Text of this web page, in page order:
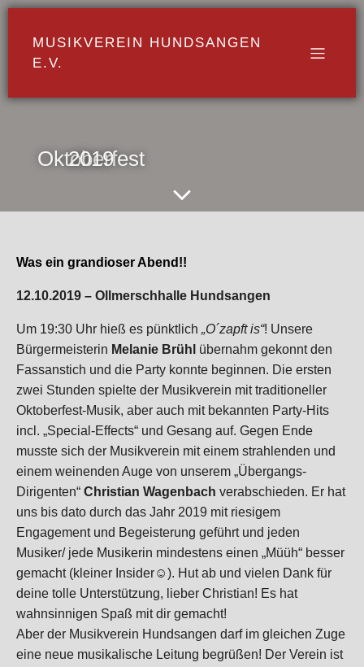
MUSIKVEREIN HUNDSANGEN
E.V.
Oktoberfest 2019
Was ein grandioser Abend!!
12.10.2019 – Ollmerschhalle Hundsangen
Um 19:30 Uhr hieß es pünktlich „O´zapft is“! Unsere
Bürgermeisterin Melanie Brühl übernahm gekonnt den
Fassanstich und die Party konnte beginnen. Die ersten
zwei Stunden spielte der Musikverein mit traditioneller
Oktoberfest-Musik, aber auch mit bekannten Party-Hits
incl. „Special-Effects“ und Gesang auf. Gegen Ende
musste sich der Musikverein mit einem strahlenden und
einem weinenden Auge von unserem „Übergangs-
Dirigenten“ Christian Wagenbach verabschieden. Er hat
uns bis dato durch das Jahr 2019 mit riesigem
Engagement und Begeisterung geführt und jeden
Musiker/ jede Musikerin mindestens einen „Müüh“ besser
gemacht (kleiner Insider☺️). Hut ab und vielen Dank für
deine tolle Unterstützung, lieber Christian! Es hat
wahnsinnigen Spaß mit dir gemacht!
Aber der Musikverein Hundsangen darf im gleichen Zuge
eine neue musikalische Leitung begrüßen! Der Verein ist